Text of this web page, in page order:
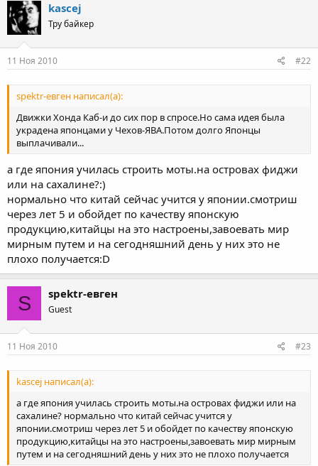
kascej
Тру байкер
11 Ноя 2010 #22
spektr-евген написал(а):
Движки Хонда Каб-и до сих пор в спросе.Но сама идея была
украдена японцами у Чехов-ЯВА.Потом долго Японцы
выплачивали...
а где япония училась строить моты.на островах фиджи
или на сахалине?:)
нормально что китай сейчас учится у японии.смотриш
через лет 5 и обойдет по качеству японскую
продукцию,китайцы на это настроены,завоевать мир
мирным путем и на сегодняшний день у них это не
плохо получается:D
S spektr-евген
Guest
11 Ноя 2010 #23
kascej написал(а):
а где япония училась строить моты.на островах фиджи или на
сахалине? нормально что китай сейчас учится у
японии.смотриш через лет 5 и обойдет по качеству японскую
продукцию,китайцы на это настроены,завоевать мир мирным
путем и на сегодняшний день у них это не плохо получается